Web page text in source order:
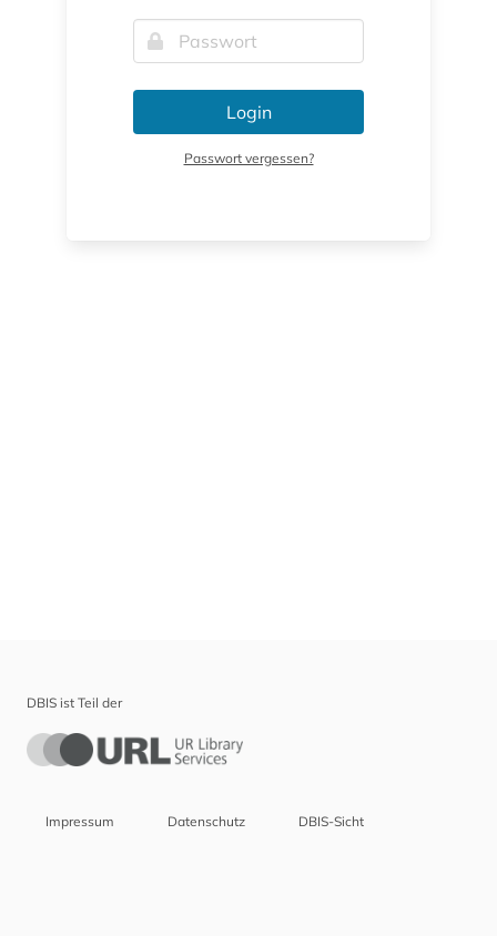
Login
Passwort vergessen?
DBIS ist Teil der
Impressum Datenschutz DBIS-Sicht